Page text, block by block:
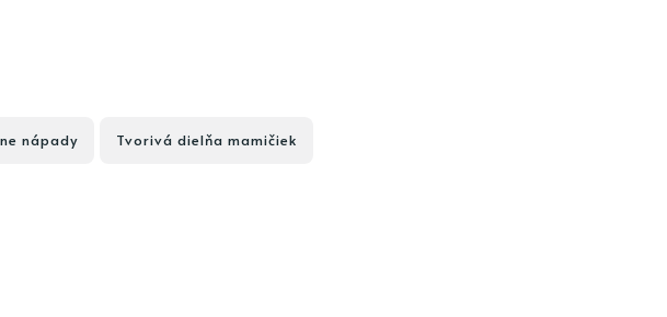
nápady Tvorivá dielňa mamičiek